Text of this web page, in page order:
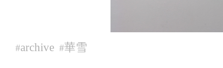
#archive #華雪